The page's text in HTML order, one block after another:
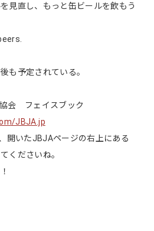
見直し、もっと缶ビールを飲もう
も予定されている。
会 フェイスブック
JBJA.jp
開いたJBJAページの右上にある
くださいね。